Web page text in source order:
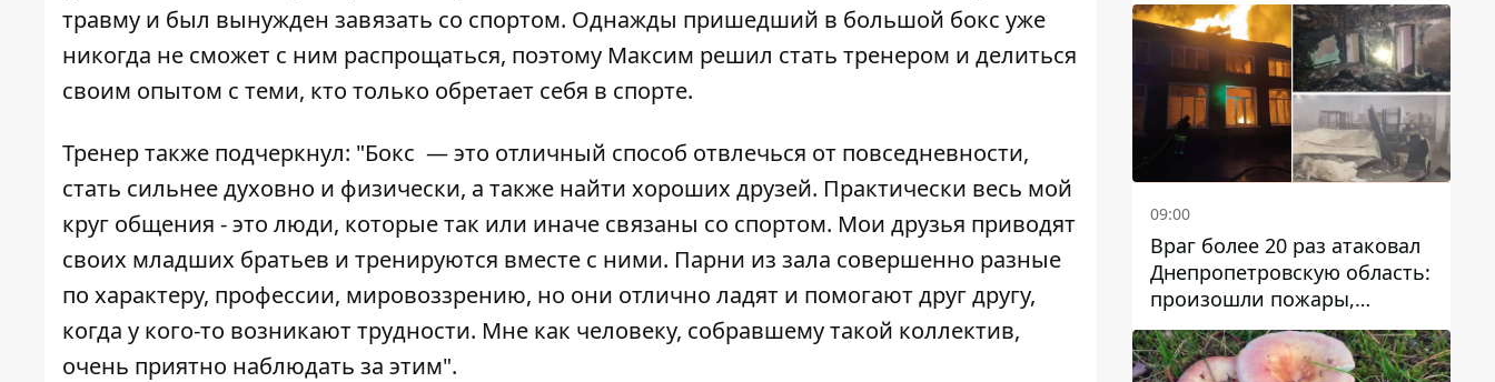
травму и был вынужден завязать со спортом. Однажды пришедший в большой бокс уже
никогда не сможет с ним распрощаться, поэтому Максим решил стать тренером и делиться
своим опытом с теми, кто только обретает себя в спорте.
Тренер также подчеркнул: "Бокс — это отличный способ отвлечься от повседневности,
стать сильнее духовно и физически, а также найти хороших друзей. Практически весь мой
круг общения - это люди, которые так или иначе связаны со спортом. Мои друзья приводят
своих младших братьев и тренируются вместе с ними. Парни из зала совершенно разные
по характеру, профессии, мировоззрению, но они отлично ладят и помогают друг другу,
когда у кого-то возникают трудности. Мне как человеку, собравшему такой коллектив,
очень приятно наблюдать за этим".
09:00
Враг более 20 раз атаковал
Днепропетровскую область:
произошли пожары,
повреждены дома,
инфраструктура и авто